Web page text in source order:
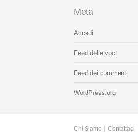
Meta
Accedi
Feed delle voci
Feed dei commenti
WordPress.org
Chi Siamo Contattaci